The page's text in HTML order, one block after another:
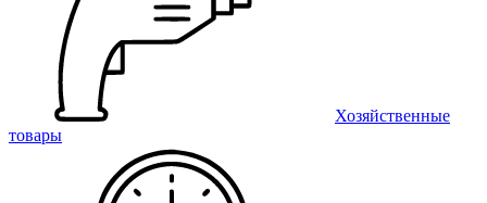
Хозяйственные
товары